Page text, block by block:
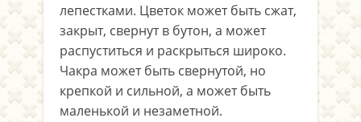
лепестками. Цветок может быть сжат,
закрыт, свернут в бутон, а может
распуститься и раскрыться широко.
Чакра может быть свернутой, но
крепкой и сильной, а может быть
маленькой и незаметной.